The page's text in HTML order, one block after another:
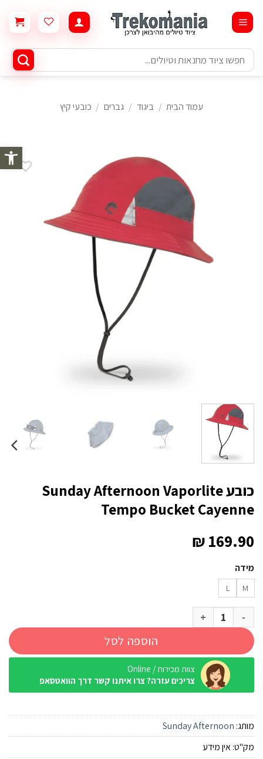
פתח
content
חיפוש
עבור:
עמוד הבית / ביגוד / גברים / כובעי קיץ
כובע Sunday Afternoon Vaporlite
Tempo Bucket Cayenne
₪169.90
מידה
M
L
כמות של כובע Sunday Afternoon Vaporlite Tempo Bucket Cayenne
הוספה לסל
צוות מכירות / Online
צריכים עזרה? צרו איתנו קשר דרך הוואטסאפ
מותג: Sunday Afternoon
מק"ט:אין מידע